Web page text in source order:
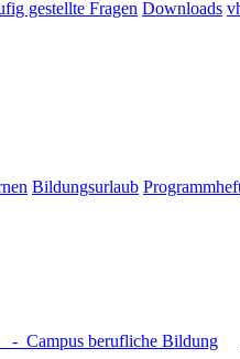
gestellte Fragen Downloads
Bildungsurlaub
- Campus berufliche Bildung